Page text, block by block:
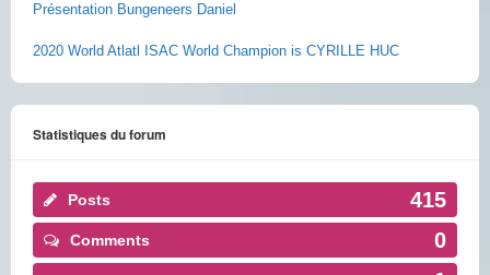
Présentation Bungeneers Daniel
2020 World Atlatl ISAC World Champion is CYRILLE HUC
Statistiques du forum
Posts 415
Comments 0